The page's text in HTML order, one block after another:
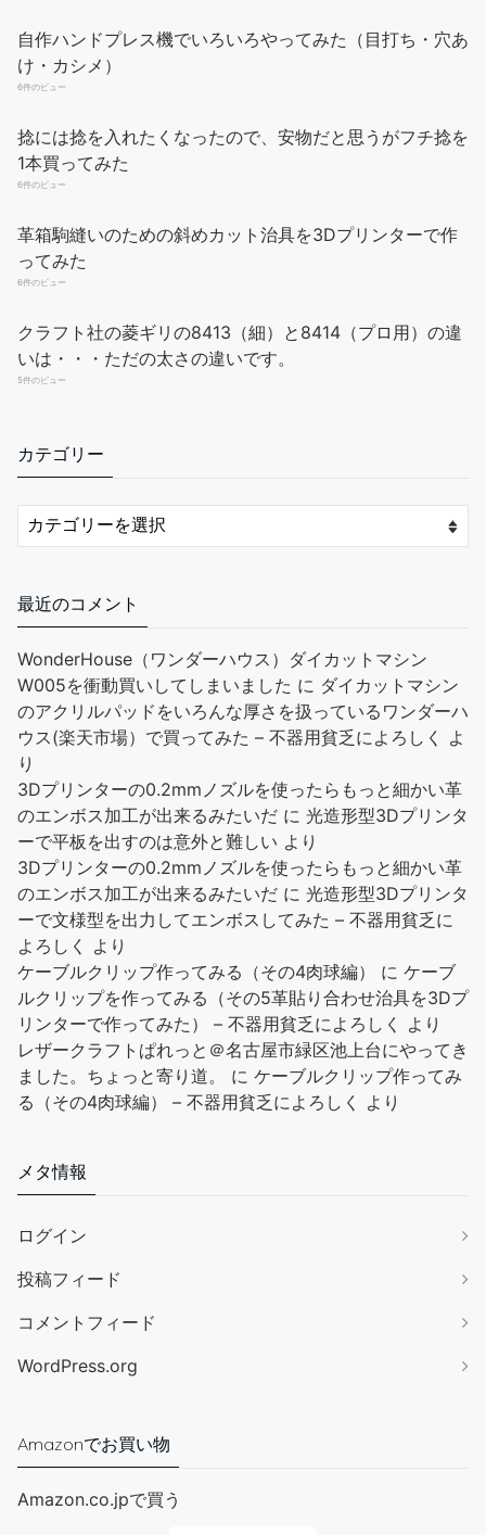
レザークラフト製作時においてのコバ処理を行う為の仕上げ道
具、通常はケヤキで出来ているものが多いがこの製品は黒檀を使
用。それに比べ、黒檀（エボニー）は、どの革製品にも使用で
日 10:36 GMT +09:00 時点 -詳細はこちら)
Amazon.co.jpで買う
製 カービング スタンピング ツーリングキット
トツールセットには72PCSのレザー加工ツールが含まれており、
すべてのレザー作成ツールは繊細なレザー製の収納バッグに整然
単です。 レザー縫製キット：レザークラフトツールセットには、
千枚通し、ステッチパンチ、調節可能なグルーバー、縫製トレー
スホイール、指ぬき、はさみ、ワックス糸、およびさまざまな種
類のレザー縫製針が含まれており、レザー縫製プロジェクトのす
べてのニーズを満たすことができます。 レザーカー...
もっと読む
(2026年8月9日 13:08 GMT +09:00 時点 - 詳細はこちら
Amazon.co.jpで買う
LIKENNY ディバイダー レザークラフト 目打ち コンパス 革 マーキ
ング 線引き ステンレス製 ネジ式 測定 工具
￥895 【ディバイダー】ケガキ作業用ツールとし
てもよく使われています。レザークラフトや模型工作をすると
き、 革や金属板にキレイに直線を引きしたり円を描いたりしま
くく、耐用年数が長いです。 【ネジ式】はネジで間隔を調整する
タイプ。サイズの微調整ができしっかりと固定します。 【小型軽
麗な直線を引きたい時や、円の形のデザインを製図したい時にご
読む
自作ハンドプレス機でいろいろやってみた（目打ち・穴あ
け・カシメ）
6件のビュー
捻には捻を入れたくなったので、安物だと思うがフチ捻を
1本買ってみた
6件のビュー
革箱駒縫いのための斜めカット治具を3Dプリンターで作
ってみた
6件のビュー
クラフト社の菱ギリの8413（細）と8414（プロ用）の違
いは・・・ただの太さの違いです。
5件のビュー
カテゴリー
最近のコメント
WonderHouse（ワンダーハウス）ダイカットマシン
W005を衝動買いしてしまいました に ダイカットマシン
のアクリルパッドをいろんな厚さを扱っているワンダーハ
ウス(楽天市場）で買ってみた – 不器用貧乏によろしく
よ
り
3Dプリンターの0.2mmノズルを使ったらもっと細かい革
のエンボス加工が出来るみたいだ に 光造形型3Dプリンタ
ーで平板を出すのは意外と難しい より
3Dプリンターの0.2mmノズルを使ったらもっと細かい革
のエンボス加工が出来るみたいだ に 光造形型3Dプリンタ
ーで文様型を出力してエンボスしてみた – 不器用貧乏に
よろしく
より
ケーブルクリップ作ってみる（その4肉球編）
に ケーブ
ルクリップを作ってみる（その5革貼り合わせ治具を3Dプ
リンターで作ってみた） – 不器用貧乏によろしく
より
レザークラフトぱれっと＠名古屋市緑区池上台にやってき
ました。ちょっと寄り道。
に ケーブルクリップ作ってみ
る（その4肉球編） – 不器用貧乏によろしく
より
メタ情報
ログイン
投稿フィード
コメントフィード
WordPress.org
Amazonでお買い物
Amazon.co.jpで買う